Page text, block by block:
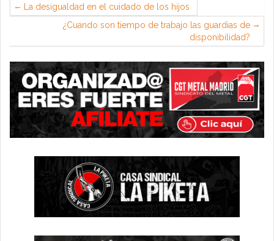
La desigualdad en el cuidado de los hijos
¿Cuando son tiempo de trabajo las guardias de
disponibilidad?